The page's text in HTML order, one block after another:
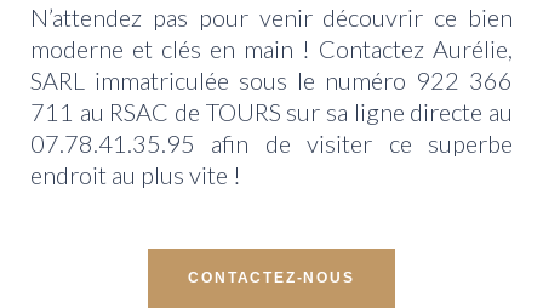
N’attendez pas pour venir découvrir ce bien
moderne et clés en main ! Contactez Aurélie,
SARL immatriculée sous le numéro 922 366
711 au RSAC de TOURS sur sa ligne directe au
07.78.41.35.95 afin de visiter ce superbe
endroit au plus vite !
CONTACTEZ-NOUS